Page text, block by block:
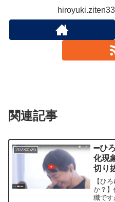
関連記事
20230526
➖ひ
化現
切り
【ひ
か？
職です